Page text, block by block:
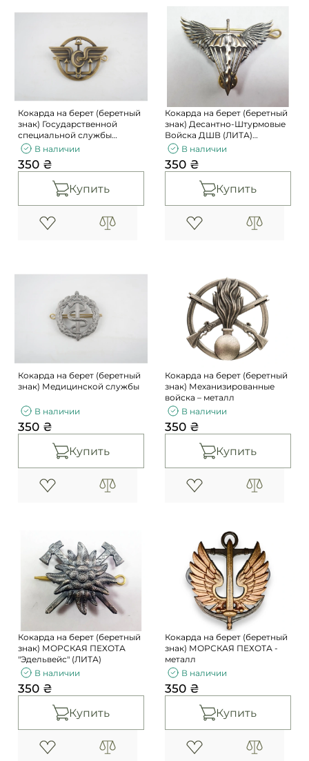
Кокарда на берет (беретный
знак) Государственной
специальной службы
транспорта
В наличии
350 ₴
Купить
Кокарда на берет (беретный
знак) Десантно-Штурмовые
Войска ДШВ (ЛИТА)
МЕТАЛЛ
В наличии
350 ₴
Купить
Кокарда на берет (беретный
знак) Медицинской службы
В наличии
350 ₴
Купить
Кокарда на берет (беретный
знак) Механизированные
войска – металл
В наличии
350 ₴
Купить
Кокарда на берет (беретный
знак) МОРСКАЯ ПЕХОТА
"Эдельвейс" (ЛИТА)
В наличии
350 ₴
Купить
Кокарда на берет (беретный
знак) МОРСКАЯ ПЕХОТА -
металл
В наличии
350 ₴
Купить